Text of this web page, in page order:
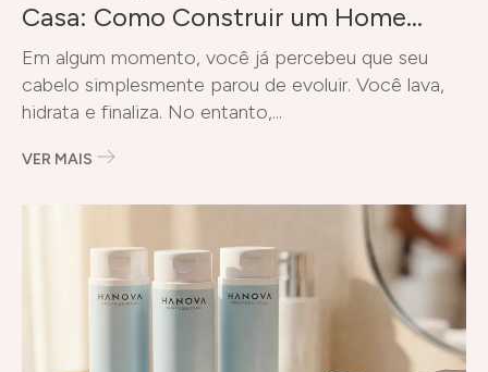
Casa: Como Construir um Home
Care Profissional
Em algum momento, você já percebeu que seu
cabelo simplesmente parou de evoluir. Você lava,
hidrata e finaliza. No entanto,...
VER MAIS